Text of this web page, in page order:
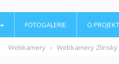
FOTOGALERIE O
Webkamery Webkamery Zlínský